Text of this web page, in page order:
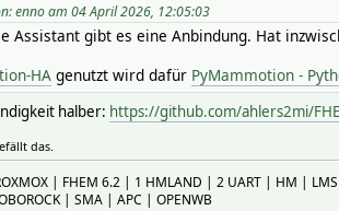
enno am 04 April 2026, 12:05:03
Assistant gibt es eine Anbindung. Hat
HAgenutzt wird dafür PyMammotion -
halber: https://github.com/ahlers2mi/
das.
| FHEM 6.2 | 1 HMLAND | 2 UART | HM |
| SMA | APC | OPENWB